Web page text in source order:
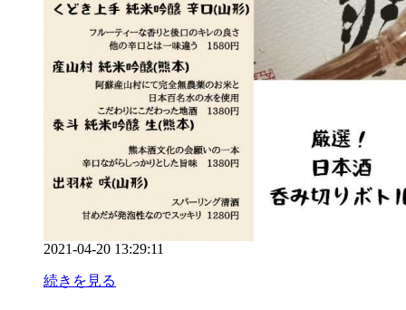
2021-04-20 13:29:11
続きを見る